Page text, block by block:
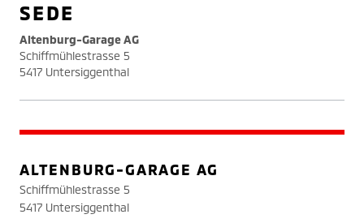
SEDE
Altenburg-Garage AG
Schiffmühlestrasse 5
5417 Untersiggenthal
ALTENBURG-GARAGE AG
Schiffmühlestrasse 5
5417 Untersiggenthal